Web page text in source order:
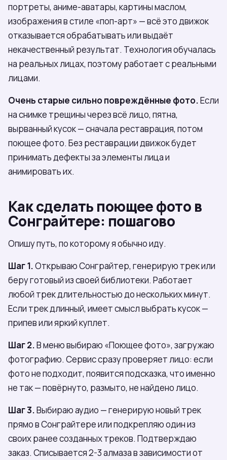
портреты, аниме-аватары, картины маслом,
изображения в стиле «поп-арт» — всё это движок
отказывается обрабатывать или выдаёт
некачественный результат. Технология обучалась
на реальных лицах, поэтому работает с реальными
лицами.
Очень старые сильно повреждённые фото.Если
на снимке трещины через всё лицо, пятна,
вырванный кусок — сначала реставрация, потом
поющее фото. Без реставрации движок будет
принимать дефекты за элементы лица и
анимировать их.
Как сделать поющее фото в
Сонграйтере: пошагово
Опишу путь, по которому я обычно иду.
Шаг 1.Открываю Сонграйтер, генерирую трек или
беру готовый из своей библиотеки. Работает
любой трек длительностью до нескольких минут.
Если трек длинный, имеет смысл выбрать кусок —
припев или яркий куплет.
Шаг 2.В меню выбираю «Поющее фото», загружаю
фотографию. Сервис сразу проверяет лицо: если
фото не подходит, появится подсказка, что именно
не так — повёрнуто, размыто, не найдено лицо.
Шаг 3.Выбираю аудио — генерирую новый трек
прямо в Сонграйтере или подкрепляю один из
своих ранее созданных треков. Подтверждаю
заказ. Списывается 2-3 алмаза в зависимости от